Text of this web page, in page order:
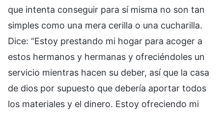
que intenta conseguir para sí misma no son tan
simples como una mera cerilla o una cucharilla.
Dice: “Estoy prestando mi hogar para acoger a
estos hermanos y hermanas y ofreciéndoles un
servicio mientras hacen su deber, así que la casa
de dios por supuesto que debería aportar todos
los materiales y el dinero. Estoy ofreciendo mi